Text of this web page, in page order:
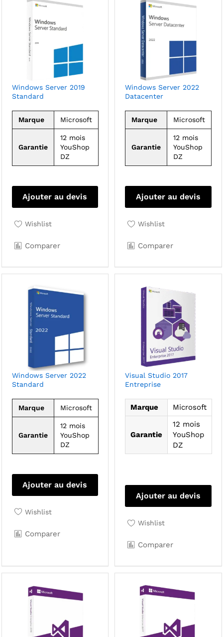
Windows Server 2019
Standard
Marque Microsoft
Garantie
12 mois
YouShop
DZ
Ajouter au devis
Wishlist
Comparer
Windows Server 2022
Datacenter
Marque Microsoft
Garantie
12 mois
YouShop
DZ
Ajouter au devis
Wishlist
Comparer
Windows Server 2022
Standard
Marque Microsoft
Garantie
12 mois
YouShop
DZ
Ajouter au devis
Wishlist
Comparer
Visual Studio 2017
Entreprise
Marque Microsoft
Garantie
12 mois
YouShop
DZ
Ajouter au devis
Wishlist
Comparer